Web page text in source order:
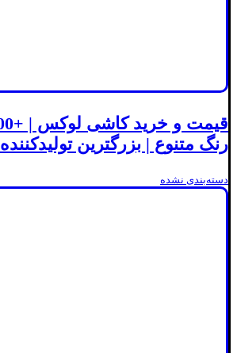
رنگ متنوع | بزرگترین تولیدکننده
دسته‌بندی نشده